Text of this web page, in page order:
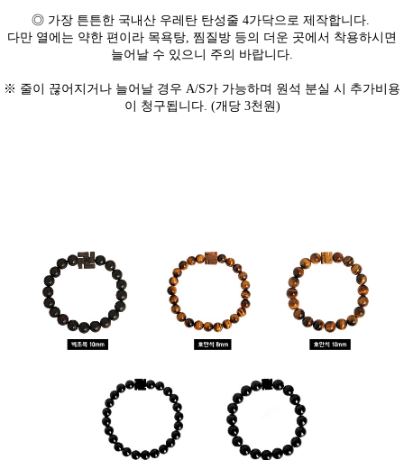
◎ 가장 튼튼한 국내산 우레탄 탄성줄 4가닥으로 제작합니다.
다만 열에는 약한 편이라 목욕탕, 찜질방 등의 더운 곳에서 착용하시면
늘어날 수 있으니 주의 바랍니다.
※ 줄이 끊어지거나 늘어날 경우 A/S가 가능하며 원석 분실 시 추가비용
이 청구됩니다. (개당 3천원)